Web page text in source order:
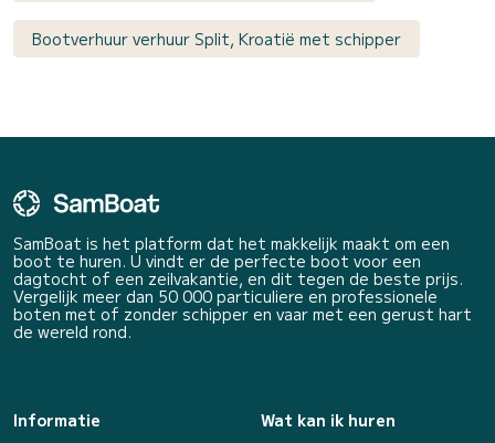
Bootverhuur verhuur Split, Kroatië met schipper
SamBoat is het platform dat het makkelijk maakt om een
boot te huren. U vindt er de perfecte boot voor een
dagtocht of een zeilvakantie, en dit tegen de beste prijs.
Vergelijk meer dan 50 000 particuliere en professionele
boten met of zonder schipper en vaar met een gerust hart
de wereld rond.
Informatie
Wat kan ik huren